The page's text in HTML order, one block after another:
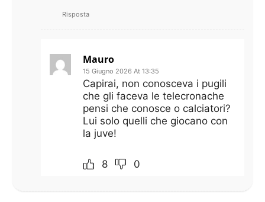
Risposta
Mauro
15 Giugno 2026 At 13:35
Capirai, non conosceva i pugili
che gli faceva le telecronache
pensi che conosce o calciatori?
Lui solo quelli che giocano con
la juve!
8 0